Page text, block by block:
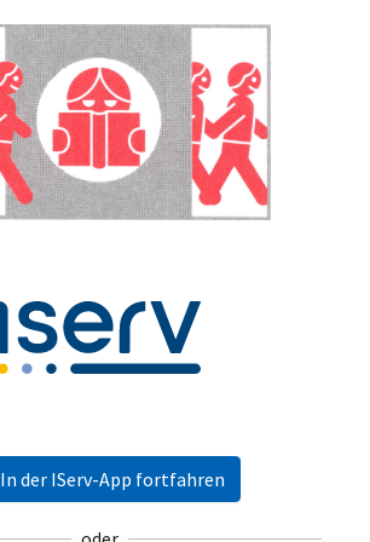
In der IServ-App fortfahren